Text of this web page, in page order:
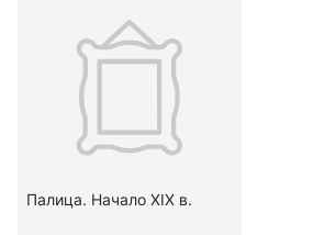
Палица. Начало ХIХ в.